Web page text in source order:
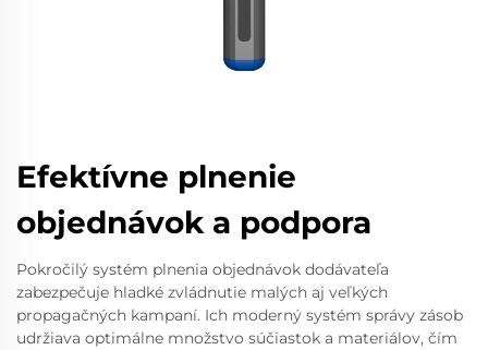
Efektívne plnenie
objednávok a podpora
Pokročilý systém plnenia objednávok dodávateľa
zabezpečuje hladké zvládnutie malých aj veľkých
propagačných kampaní. Ich moderný systém správy zásob
udržiava optimálne množstvo súčiastok a materiálov, čím